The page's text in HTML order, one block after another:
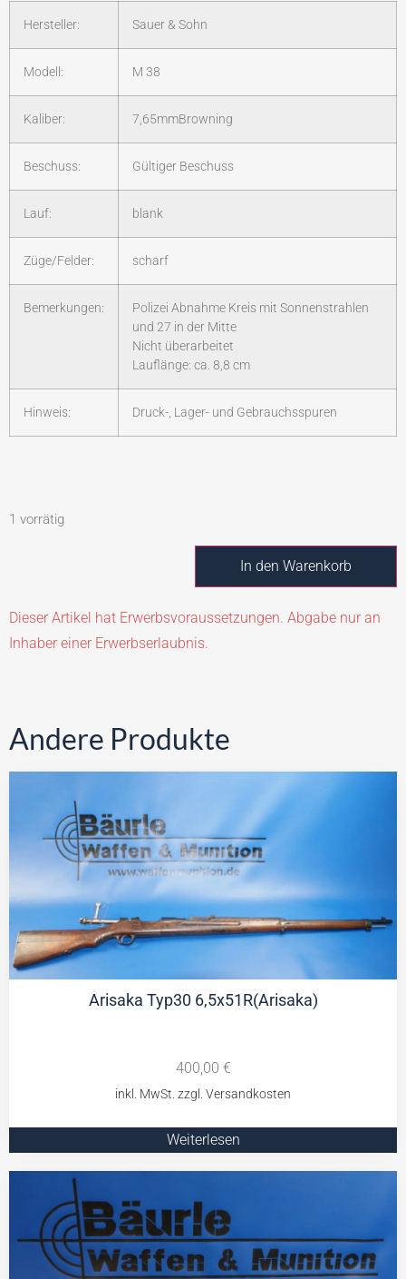
Hersteller: Sauer & Sohn
Modell: M 38
Kaliber: 7,65mmBrowning
Beschuss: Gültiger Beschuss
Lauf: blank
Züge/Felder: scharf
Bemerkungen:
Polizei Abnahme Kreis mit Sonnenstrahlen
und 27 in der Mitte
Nicht überarbeitet
Lauflänge: ca. 8,8 cm
Hinweis: Druck-, Lager- und Gebrauchsspuren
1 vorrätig
In den Warenkorb
Dieser Artikel hat Erwerbsvoraussetzungen. Abgabe nur an
Inhaber einer Erwerbserlaubnis.
Andere Produkte
Arisaka Typ30 6,5x51R(Arisaka)
400,00 €
Weiterlesen